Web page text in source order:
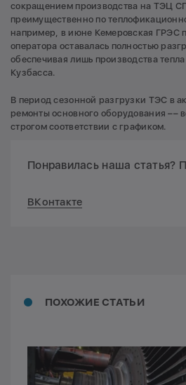
сокращением производства на ТЭЦ
преимущественно по
например, в июне Кемеровская ГРЭС
оператора оставалась полностью
обеспечивая лишь производства
Кузбасса.
В период сезонной разгрузки ТЭС в
ремонты основного оборудования ––
строгом соответствии с графиком.
Понравилась наша статья?
ВКонтакте
ПОХОЖИЕ СТАТЬИ